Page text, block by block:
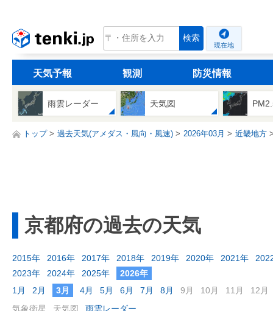
tenki.jp 検索
現在地
天気予報 観測 防災情報
雨雲レーダー 天気図
トップ 過去天気(アメダス・風向・風速) 2026年03月 近畿地方
京都府の過去の天気
2015年 2016年 2017年 2018年 2019年 2020年 2021年
2023年
2024年 2025年
2026年
1月
2月 3月 4月 5月 6月 7月 8月 9月 10月 11月
12月
気象衛星
天気図 雨雲レーダー